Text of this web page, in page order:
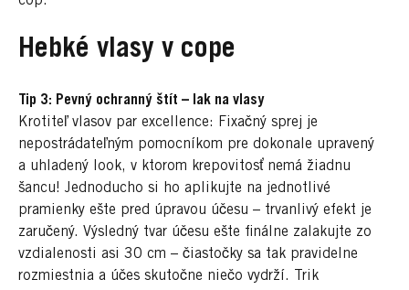
Hebké vlasy v cope
Tip 3: Pevný ochranný štít – lak na vlasy
Krotiteľ vlasov par excellence: Fixačný sprej je
nepostrádateľným pomocníkom pre dokonale upravený
a uhladený look, v ktorom krepovitosť nemá žiadnu
šancu! Jednoducho si ho aplikujte na jednotlivé
pramienky ešte pred úpravou účesu – trvanlivý efekt je
zaručený. Výsledný tvar účesu ešte finálne zalakujte zo
vzdialenosti asi 30 cm – čiastočky sa tak pravidelne
rozmiestnia a účes skutočne niečo vydrží. Trik